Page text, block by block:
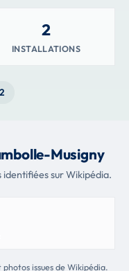
2
INSTALLATIONS
2
Musigny
sur Wikipédia.
issues de Wikipédia.